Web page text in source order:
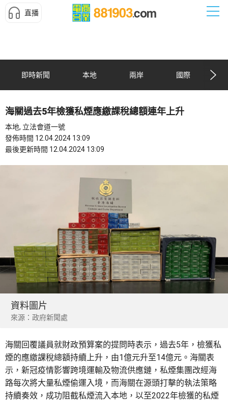
直播
即時新聞 本地 兩岸 國際
海關過去5年檢獲私煙應繳課稅總額連年上升
本地, 立法會道一號
發佈時間 12.04.2024 13:09
最後更新時間 12.04.2024 13:09
資料圖片
來源：政府新聞處
海關回覆議員就財政預算案的提問時表示，過去5年，檢獲私
煙的應繳課稅總額持續上升，由1億元升至14億元。海關表
示，新冠疫情影響跨境運輸及物流供應鏈，私煙集團改經海
路每次將大量私煙偷運入境，而海關在源頭打擊的執法策略
持續奏效，成功阻截私煙流入本地，以至2022年檢獲的私煙